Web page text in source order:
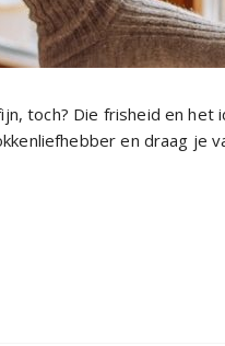
toch? Die frisheid en
en draag